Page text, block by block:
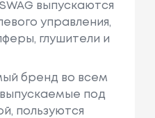
выпускаются
управления,
глушители и
бренд во всем
под
пользуются